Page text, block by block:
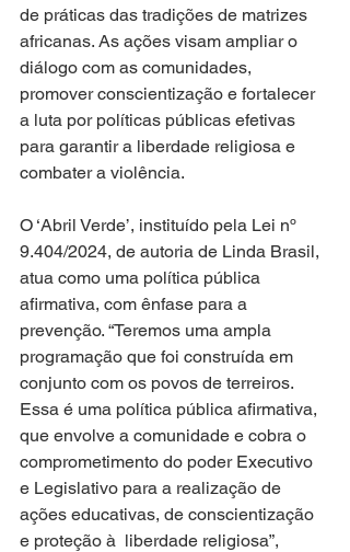
de práticas das tradições de matrizes
africanas. As ações visam ampliar o
diálogo com as comunidades,
promover conscientização e fortalecer
a luta por políticas públicas efetivas
para garantir a liberdade religiosa e
combater a violência.
O ‘Abril Verde’, instituído pela Lei nº
9.404/2024, de autoria de Linda Brasil,
atua como uma política pública
afirmativa, com ênfase para a
prevenção. “Teremos uma ampla
programação que foi construída em
conjunto com os povos de terreiros.
Essa é uma política pública afirmativa,
que envolve a comunidade e cobra o
comprometimento do poder Executivo
e Legislativo para a realização de
ações educativas, de conscientização
e proteção à  liberdade religiosa”,